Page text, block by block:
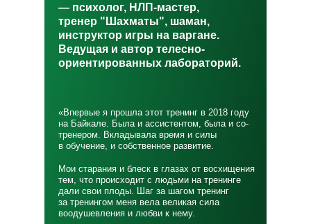
«Впервые я прошла этот тренинг в 2018 году
на Байкале. Была и ассистентом, была и со-
тренером. Вкладывала время и силы
в обучение, и собственное развитие.
— психолог, НЛП-мастер,
тренер "Шахматы", шаман,
инструктор игры на варгане.
Ведущая и автор телесно-
ориентированных лабораторий.
Мои старания и блеск в глазах от восхищения
тем, что происходит с людьми на тренинге
дали свои плоды. Шаг за шагом тренинг
за тренингом меня вела великая сила
воодушевления и любви к нему.